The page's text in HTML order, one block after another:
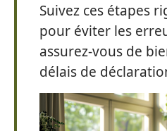
Suivez ces étapes
pour éviter les
assurez-vous de
délais de